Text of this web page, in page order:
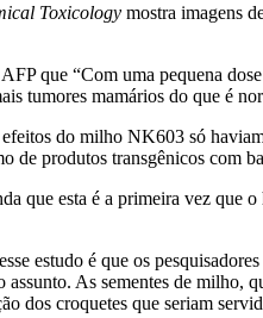
Toxicology mostra imagens
que “Com uma pequena
tumores mamários do que é
do milho NK603 só
de produtos transgênicos com
que esta é a primeira vez que
estudo é que os
assunto. As sementes de milho,
dos croquetes que seriam